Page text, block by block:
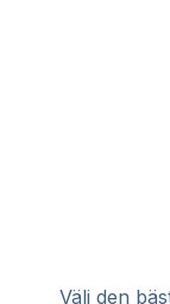
Välj den